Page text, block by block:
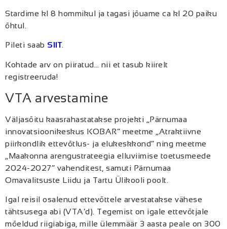
Stardime kl 8 hommikul ja tagasi jõuame ca kl 20 paiku
õhtul.
Pileti saab SIIT.
Kohtade arv on piiratud… nii et tasub kiirelt
registreeruda!
VTA arvestamine
Väljasõitu kaasrahastatakse projekti „Pärnumaa
innovatsioonikeskus KOBAR” meetme „Atraktiivne
piirkondlik ettevõtlus- ja elukeskkond” ning meetme
„Maakonna arengustrateegia elluviimise toetusmeede
2024-2027” vahenditest, samuti Pärnumaa
Omavalitsuste Liidu ja Tartu Ülikooli poolt.
Igal reisil osalenud ettevõttele arvestatakse vähese
tähtsusega abi (VTA’d). Tegemist on igale ettevõtjale
mõeldud riigiabiga, mille ülemmäär 3 aasta peale on 300